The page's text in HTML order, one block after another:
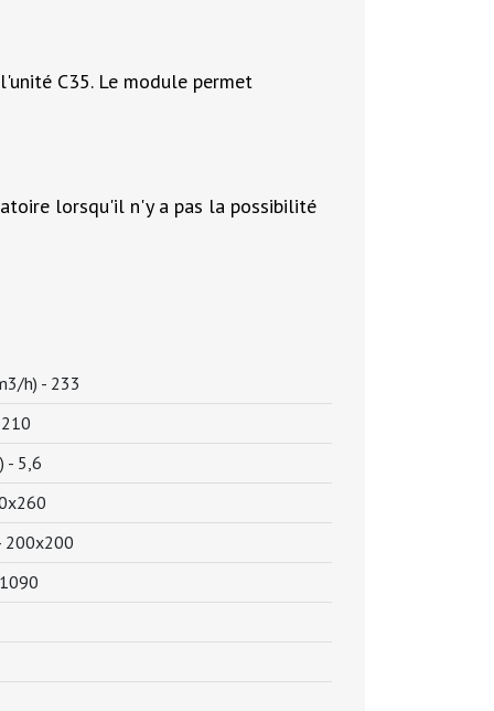
C35. Le module permet
lorsqu'il n'y a pas la possibilité
h) - 233
210
- 5,6
200x200